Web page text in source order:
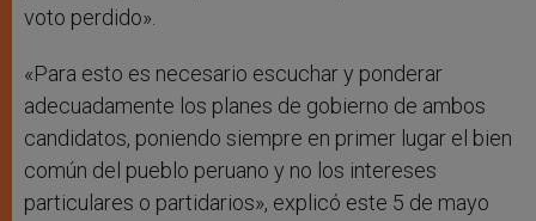
voto perdido».
«Para esto es necesario escuchar y ponderar
adecuadamente los planes de gobierno de ambos
candidatos, poniendo siempre en primer lugar el bien
común del pueblo peruano y no los intereses
particulares o partidarios», explicó este 5 de mayo